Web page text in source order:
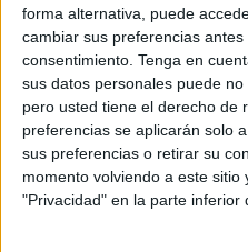
forma alternativa, puede
cambiar sus preferencias
consentimiento. Tenga en
sus datos personales puede
pero usted tiene el derecho de
preferencias se aplicarán solo
sus preferencias o retirar su
momento volviendo a este sitio
"Privacidad" en la parte inferior
Una inauguración que ha
presidente de la FIFA,
dirigentes de la
FRMF, así como